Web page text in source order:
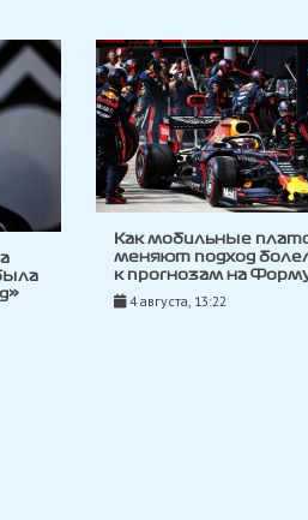
Как мобильные
меняют подход
к прогнозам на
4 августа, 13:22